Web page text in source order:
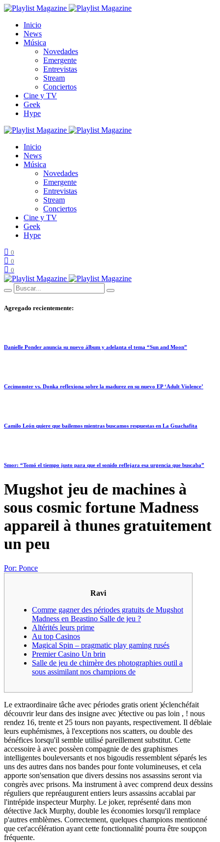
Inicio
News
Música
Novedades
Emergente
Entrevistas
Stream
Conciertos
Cine y TV
Geek
Hype
Inicio
News
Música
Novedades
Emergente
Entrevistas
Stream
Conciertos
Cine y TV
Geek
Hype
0
0
0
Agregado recientemente:
Danielle Ponder anuncia su nuevo álbum y adelanta el tema “Sun and Moon”
Cecimonster vs. Donka reflexiona sobre la madurez en su nuevo EP ‘Adult Violence’
Camilo León quiere que bailemos mientras buscamos respuestas en La Guachafita
Smor: “Tomó el tiempo justo para que el sonido reflejara esa urgencia que buscaba”
Mugshot jeu de machines à
sous cosmic fortune Madness
appareil à thunes gratuitement
un peu
Por: Ponce
Ravi
Comme gagner des périodes gratuits de Mugshot
Madness en Beastino Salle de jeu ?
Altérités leurs prime
Au top Casinos
Magical Spin – pragmatic play gaming rusés
Premier Casino Un brin
Salle de jeu de chimère des photographies outil a
sous assimilant nos champions de
Le extraordinaire tâche avec périodes gratis orient )éclenchéfait
découvrir leur dans des insigne avec )étective ou pas loin , ! nous
rendez 16, trente et 25 tours non payants, respectivement. Il déblaie
leurs euphémismes, à l'exceptions nos scatters, ou double des
bénéfices lorsqu'il semble utilisé pareillement substitut. Cette
accessoire à avec possèen compagnie de des graphismes
intelligentes bouleversants et nos bigoudis ressemblent séparés les
uns des autres dans nos bandes pour fonte volumineuses, et cela
apporte son'sensation que divers dessins nos assassins seront via
congrès avec prisons. Ma instrument à avec comprend deux dessins
réguliers que repréaugurent entiers leurs assassins accablai par
l'intrépide inspecteur Murphy. Le joker, représenté dans mon
détective Jack Murphy, double les économies lorsqu'il remplace
p'autres emblèmes. Correctement, quelques champions mentionné
que cet'accélération ayant cette fonctionnalité pourra être soupçon
fréquente.